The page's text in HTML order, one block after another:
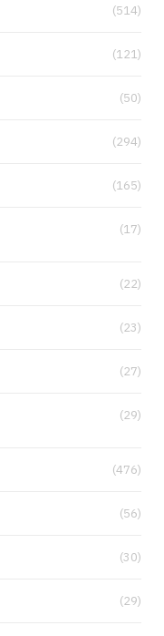
(514)
(121)
(50)
(294)
(165)
(17)
(22)
(23)
(27)
(29)
(476)
(56)
(30)
(29)